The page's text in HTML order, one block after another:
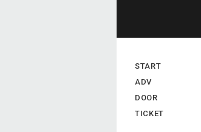
START
ADV
DOOR
TICKET